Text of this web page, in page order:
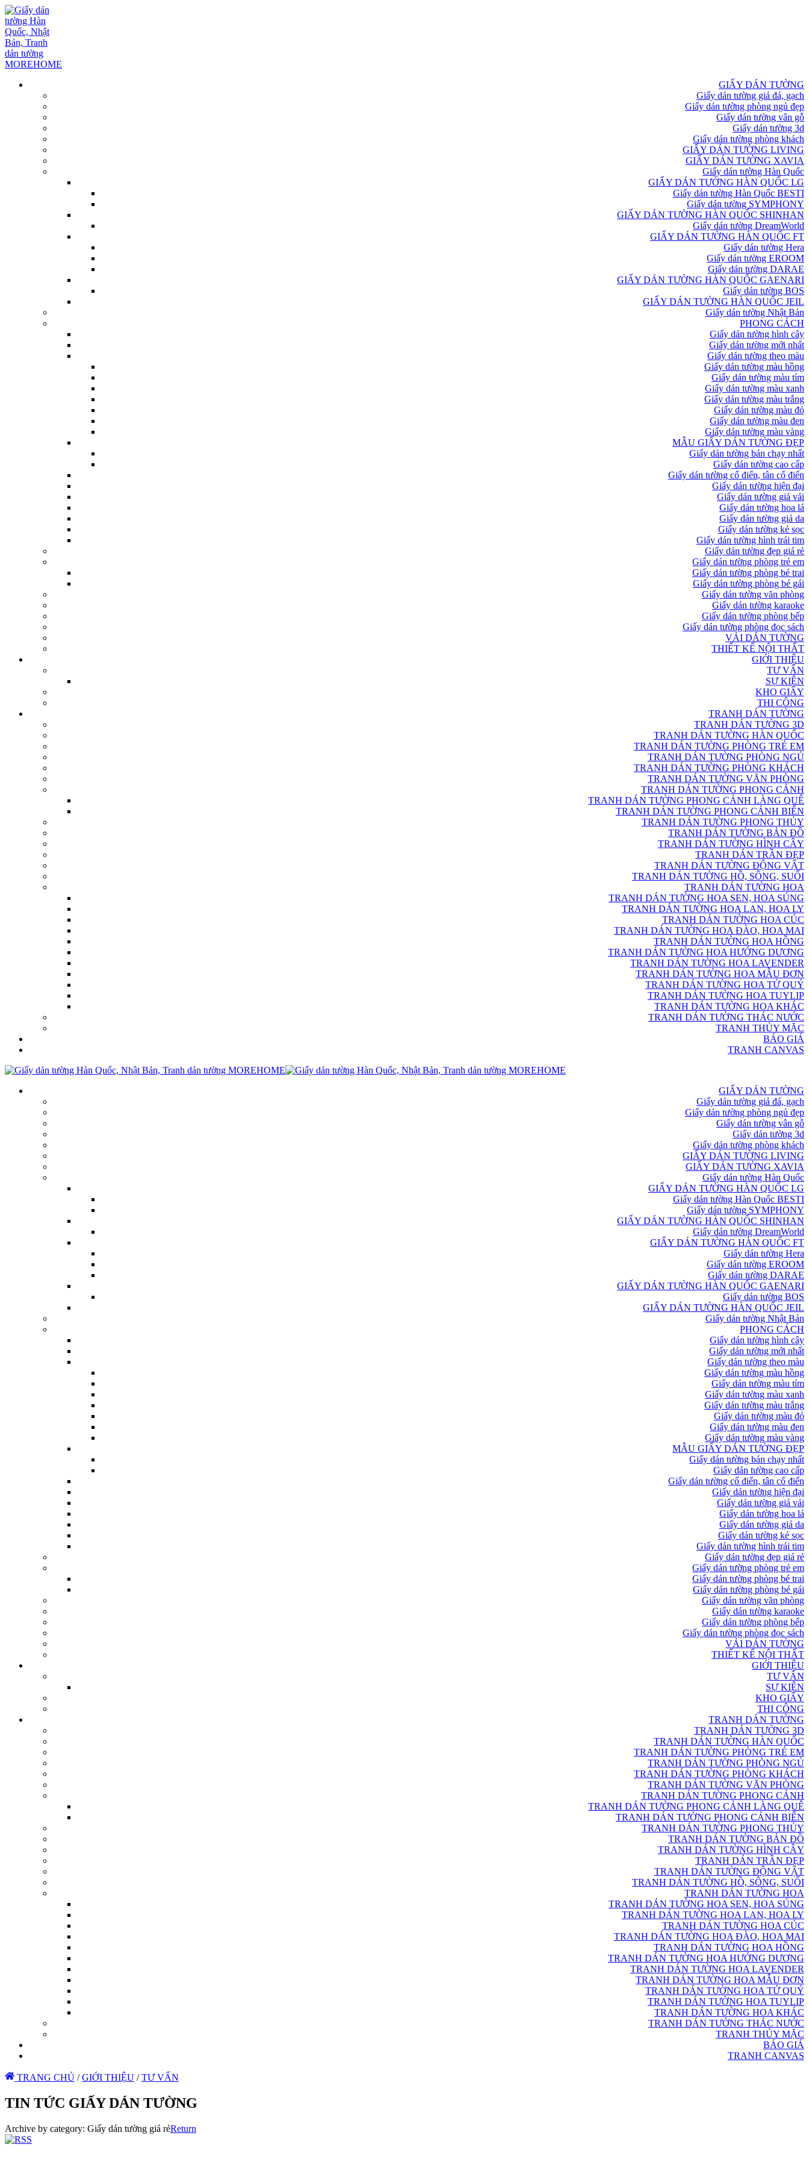
GIẤY DÁN TƯỜNG
Giấy dán tường giả đá, gạch
Giấy dán tường phòng ngủ đẹp
Giấy dán tường vân gỗ
Giấy dán tường 3d
Giấy dán tường phòng khách
GIẤY DÁN TƯỜNG LIVING
GIẤY DÁN TƯỜNG XAVIA
Giấy dán tường Hàn Quốc
GIẤY DÁN TƯỜNG HÀN QUỐC LG
Giấy dán tường Hàn Quốc BESTI
Giấy dán tường SYMPHONY
GIẤY DÁN TƯỜNG HÀN QUỐC SHINHAN
Giấy dán tường DreamWorld
GIẤY DÁN TƯỜNG HÀN QUỐC FT
Giấy dán tường Hera
Giấy dán tường EROOM
Giấy dán tường DARAE
GIẤY DÁN TƯỜNG HÀN QUỐC GAENARI
Giấy dán tường BOS
GIẤY DÁN TƯỜNG HÀN QUỐC JEIL
Giấy dán tường Nhật Bản
PHONG CÁCH
Giấy dán tường hình cây
Giấy dán tường mới nhất
Giấy dán tường theo màu
Giấy dán tường màu hồng
Giấy dán tường màu tím
Giấy dán tường màu xanh
Giấy dán tường màu trắng
Giấy dán tường màu đỏ
Giấy dán tường màu đen
Giấy dán tường màu vàng
MẪU GIẤY DÁN TƯỜNG ĐẸP
Giấy dán tường bán chạy nhất
Giấy dán tường cao cấp
Giấy dán tường cổ điển, tân cổ điển
Giấy dán tường hiện đại
Giấy dán tường giả vải
Giấy dán tường hoa lá
Giấy dán tường giả da
Giấy dán tường kẻ sọc
Giấy dán tường hình trái tim
Giấy dán tường đẹp giá rẻ
Giấy dán tường phòng trẻ em
Giấy dán tường phòng bé trai
Giấy dán tường phòng bé gái
Giấy dán tường văn phòng
Giấy dán tường karaoke
Giấy dán tường phòng bếp
Giấy dán tường phòng đọc sách
VẢI DÁN TƯỜNG
THIẾT KẾ NỘI THẤT
GIỚI THIỆU
TƯ VẤN
SỰ KIỆN
KHO GIẤY
THI CÔNG
TRANH DÁN TƯỜNG
TRANH DÁN TƯỜNG 3D
TRANH DÁN TƯỜNG HÀN QUỐC
TRANH DÁN TƯỜNG PHÒNG TRẺ EM
TRANH DÁN TƯỜNG PHÒNG NGỦ
TRANH DÁN TƯỜNG PHÒNG KHÁCH
TRANH DÁN TƯỜNG VĂN PHÒNG
TRANH DÁN TƯỜNG PHONG CẢNH
TRANH DÁN TƯỜNG PHONG CẢNH LÀNG QUÊ
TRANH DÁN TƯỜNG PHONG CẢNH BIỂN
TRANH DÁN TƯỜNG PHONG THỦY
TRANH DÁN TƯỜNG BẢN ĐỒ
TRANH DÁN TƯỜNG HÌNH CÂY
TRANH DÁN TRẦN ĐẸP
TRANH DÁN TƯỜNG ĐỘNG VẬT
TRANH DÁN TƯỜNG HỒ, SÔNG, SUỐI
TRANH DÁN TƯỜNG HOA
TRANH DÁN TƯỜNG HOA SEN, HOA SÚNG
TRANH DÁN TƯỜNG HOA LAN, HOA LY
TRANH DÁN TƯỜNG HOA CÚC
TRANH DÁN TƯỜNG HOA ĐÀO, HOA MAI
TRANH DÁN TƯỜNG HOA HỒNG
TRANH DÁN TƯỜNG HOA HƯỚNG DƯƠNG
TRANH DÁN TƯỜNG HOA LAVENDER
TRANH DÁN TƯỜNG HOA MẪU ĐƠN
TRANH DÁN TƯỜNG HOA TỨ QUÝ
TRANH DÁN TƯỜNG HOA TUYLIP
TRANH DÁN TƯỜNG HOA KHÁC
TRANH DÁN TƯỜNG THÁC NƯỚC
TRANH THỦY MẶC
BÁO GIÁ
TRANH CANVAS
GIẤY DÁN TƯỜNG
Giấy dán tường giả đá, gạch
Giấy dán tường phòng ngủ đẹp
Giấy dán tường vân gỗ
Giấy dán tường 3d
Giấy dán tường phòng khách
GIẤY DÁN TƯỜNG LIVING
GIẤY DÁN TƯỜNG XAVIA
Giấy dán tường Hàn Quốc
GIẤY DÁN TƯỜNG HÀN QUỐC LG
Giấy dán tường Hàn Quốc BESTI
Giấy dán tường SYMPHONY
GIẤY DÁN TƯỜNG HÀN QUỐC SHINHAN
Giấy dán tường DreamWorld
GIẤY DÁN TƯỜNG HÀN QUỐC FT
Giấy dán tường Hera
Giấy dán tường EROOM
Giấy dán tường DARAE
GIẤY DÁN TƯỜNG HÀN QUỐC GAENARI
Giấy dán tường BOS
GIẤY DÁN TƯỜNG HÀN QUỐC JEIL
Giấy dán tường Nhật Bản
PHONG CÁCH
Giấy dán tường hình cây
Giấy dán tường mới nhất
Giấy dán tường theo màu
Giấy dán tường màu hồng
Giấy dán tường màu tím
Giấy dán tường màu xanh
Giấy dán tường màu trắng
Giấy dán tường màu đỏ
Giấy dán tường màu đen
Giấy dán tường màu vàng
MẪU GIẤY DÁN TƯỜNG ĐẸP
Giấy dán tường bán chạy nhất
Giấy dán tường cao cấp
Giấy dán tường cổ điển, tân cổ điển
Giấy dán tường hiện đại
Giấy dán tường giả vải
Giấy dán tường hoa lá
Giấy dán tường giả da
Giấy dán tường kẻ sọc
Giấy dán tường hình trái tim
Giấy dán tường đẹp giá rẻ
Giấy dán tường phòng trẻ em
Giấy dán tường phòng bé trai
Giấy dán tường phòng bé gái
Giấy dán tường văn phòng
Giấy dán tường karaoke
Giấy dán tường phòng bếp
Giấy dán tường phòng đọc sách
VẢI DÁN TƯỜNG
THIẾT KẾ NỘI THẤT
GIỚI THIỆU
TƯ VẤN
SỰ KIỆN
KHO GIẤY
THI CÔNG
TRANH DÁN TƯỜNG
TRANH DÁN TƯỜNG 3D
TRANH DÁN TƯỜNG HÀN QUỐC
TRANH DÁN TƯỜNG PHÒNG TRẺ EM
TRANH DÁN TƯỜNG PHÒNG NGỦ
TRANH DÁN TƯỜNG PHÒNG KHÁCH
TRANH DÁN TƯỜNG VĂN PHÒNG
TRANH DÁN TƯỜNG PHONG CẢNH
TRANH DÁN TƯỜNG PHONG CẢNH LÀNG QUÊ
TRANH DÁN TƯỜNG PHONG CẢNH BIỂN
TRANH DÁN TƯỜNG PHONG THỦY
TRANH DÁN TƯỜNG BẢN ĐỒ
TRANH DÁN TƯỜNG HÌNH CÂY
TRANH DÁN TRẦN ĐẸP
TRANH DÁN TƯỜNG ĐỘNG VẬT
TRANH DÁN TƯỜNG HỒ, SÔNG, SUỐI
TRANH DÁN TƯỜNG HOA
TRANH DÁN TƯỜNG HOA SEN, HOA SÚNG
TRANH DÁN TƯỜNG HOA LAN, HOA LY
TRANH DÁN TƯỜNG HOA CÚC
TRANH DÁN TƯỜNG HOA ĐÀO, HOA MAI
TRANH DÁN TƯỜNG HOA HỒNG
TRANH DÁN TƯỜNG HOA HƯỚNG DƯƠNG
TRANH DÁN TƯỜNG HOA LAVENDER
TRANH DÁN TƯỜNG HOA MẪU ĐƠN
TRANH DÁN TƯỜNG HOA TỨ QUÝ
TRANH DÁN TƯỜNG HOA TUYLIP
TRANH DÁN TƯỜNG HOA KHÁC
TRANH DÁN TƯỜNG THÁC NƯỚC
TRANH THỦY MẶC
BÁO GIÁ
TRANH CANVAS
TRANG CHỦ / GIỚI THIỆU / TƯ VẤN
TIN TỨC GIẤY DÁN TƯỜNG
Archive by category: Giấy dán tường giá rẻReturn